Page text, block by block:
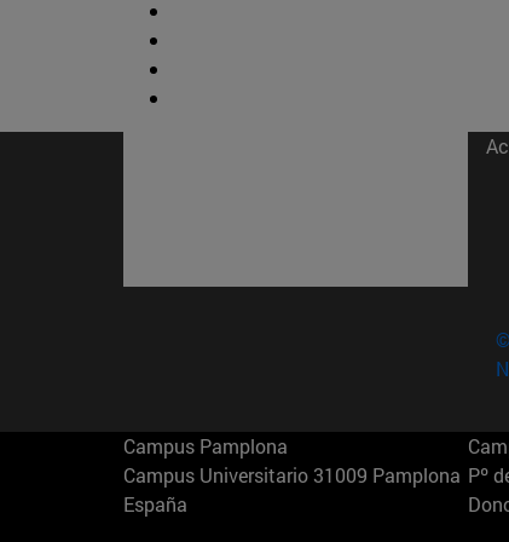
Campus Pamplona
Campus Universitario 31009 Pamplona
España
Pº